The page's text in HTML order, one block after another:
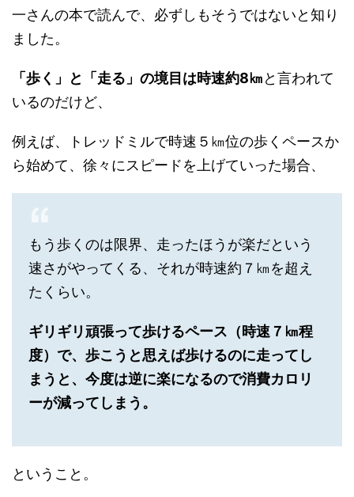
一さんの本で読んで、必ずしもそうではないと知り
ました。
「歩く」と「走る」の境目は時速約8㎞と言われて
いるのだけど、
例えば、トレッドミルで時速５㎞位の歩くペースか
ら始めて、徐々にスピードを上げていった場合、
もう歩くのは限界、走ったほうが楽だという
速さがやってくる、それが時速約７㎞を超え
たくらい。
ギリギリ頑張って歩けるペース（時速７㎞程
度）で、歩こうと思えば歩けるのに走ってし
まうと、今度は逆に楽になるので消費カロリ
ーが減ってしまう。
ということ。